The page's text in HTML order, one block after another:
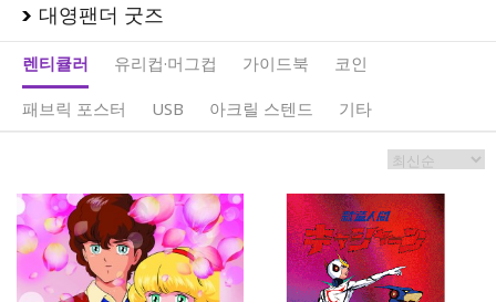
대영팬더 굿즈
렌티큘러 유리컵·머그컵 가이드북 코인
패브릭 포스터 USB 아크릴 스텐드 기타